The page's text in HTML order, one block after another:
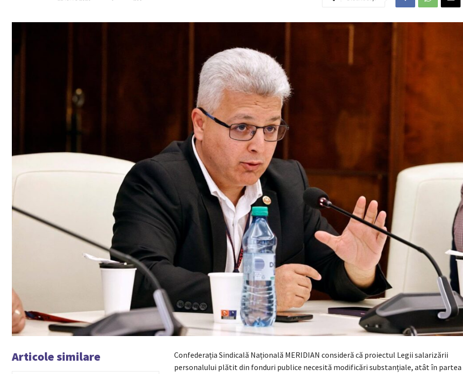
Articole similare
Confederația Sindicală Națională MERIDIAN consideră că proiectul Legii salarizării
personalului plătit din fonduri publice necesită modificări substanțiale, atât în partea